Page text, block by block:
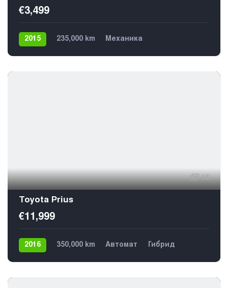
€3,499
2015 235,000 km
Механика
15
Toyota Prius
€11,999
2016 350,000 km Автомат
Гибрид